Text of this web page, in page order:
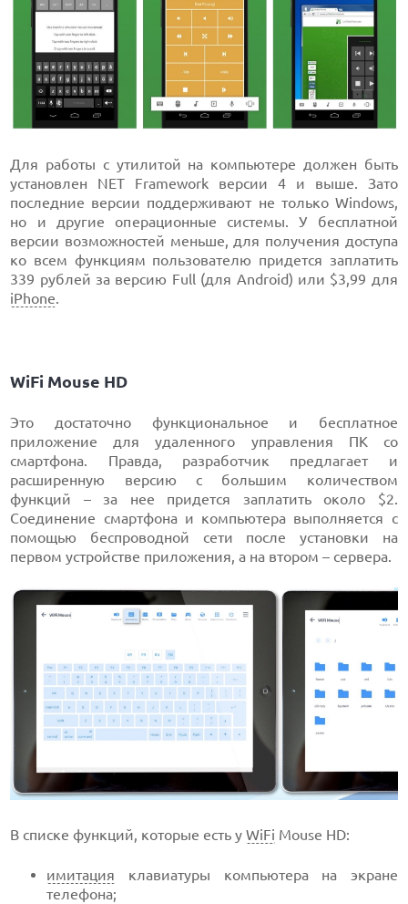
Для работы с утилитой на компьютере должен быть
установлен NET Framework версии 4 и выше. Зато
последние версии поддерживают не только Windows,
но и другие операционные системы. У бесплатной
версии возможностей меньше, для получения доступа
ко всем функциям пользователю придется заплатить
339 рублей за версию Full (для Android) или $3,99 для
iPhone.
WiFi Mouse HD
Это достаточно функциональное и бесплатное
приложение для удаленного управления ПК со
смартфона. Правда, разработчик предлагает и
расширенную версию с большим количеством
функций – за нее придется заплатить около $2.
Соединение смартфона и компьютера выполняется с
помощью беспроводной сети после установки на
первом устройстве приложения, а на втором – сервера.
В списке функций, которые есть уWiFi Mouse HD:
имитация клавиатуры компьютера на экране
телефона;